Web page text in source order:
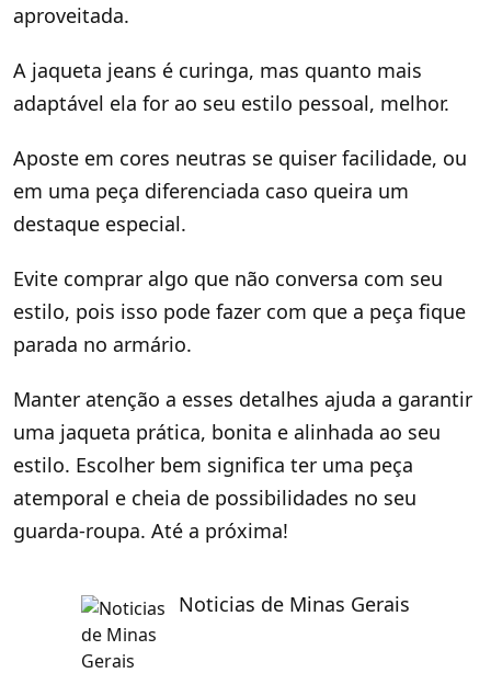
aproveitada.
A jaqueta jeans é curinga, mas quanto mais
adaptável ela for ao seu estilo pessoal, melhor.
Aposte em cores neutras se quiser facilidade, ou
em uma peça diferenciada caso queira um
destaque especial.
Evite comprar algo que não conversa com seu
estilo, pois isso pode fazer com que a peça fique
parada no armário.
Manter atenção a esses detalhes ajuda a garantir
uma jaqueta prática, bonita e alinhada ao seu
estilo. Escolher bem significa ter uma peça
atemporal e cheia de possibilidades no seu
guarda-roupa. Até a próxima!
Noticias de Minas Gerais